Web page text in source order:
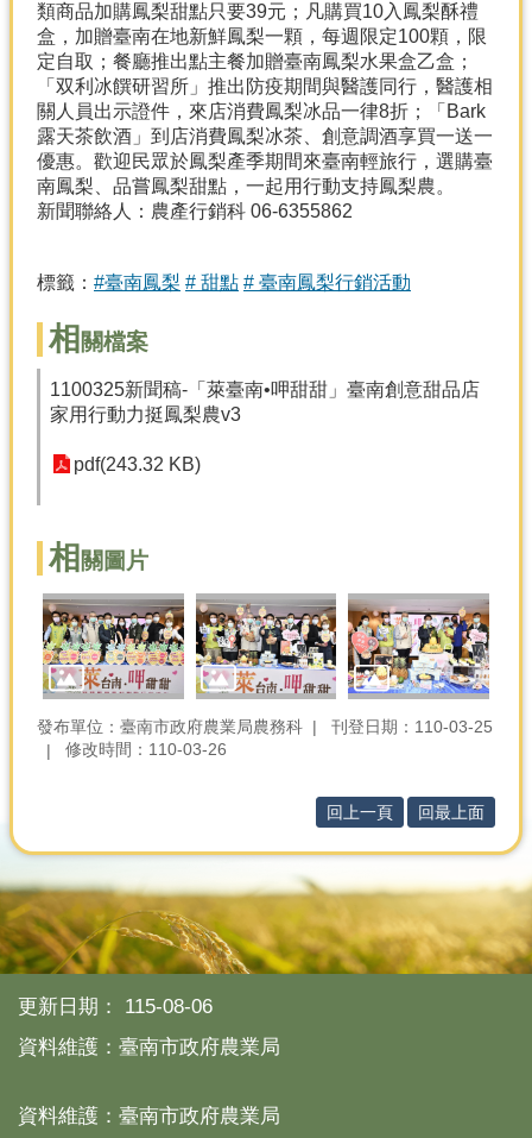
站
導
覽
類
檢
頁
府
導
類商品加購鳳梨甜點只要39元；凡購買10入鳳梨酥禮
盒，加贈臺南在地新鮮鳳梨一顆，每週限定100顆，限
定自取；餐廳推出點主餐加贈臺南鳳梨水果盒乙盒；
「双利冰饌研習所」推出防疫期間與醫護同行，醫護相
關人員出示證件，來店消費鳳梨冰品一律8折；「Bark
露天茶飲酒」到店消費鳳梨冰茶、創意調酒享買一送一
優惠。歡迎民眾於鳳梨產季期間來臺南輕旅行，選購臺
南鳳梨、品嘗鳳梨甜點，一起用行動支持鳳梨農。
新聞聯絡人：農產行銷科 06-6355862
標籤： #臺南鳳梨 # 甜點 # 臺南鳳梨行銷活動
相 關檔案
1100325新聞稿-「萊臺南•呷甜甜」臺南創意甜品店
家用行動力挺鳳梨農v3
pdf(243.32 KB)
相 關圖片
發布單位：臺南市政府農業局農務科
刊登日期：110-03-25
修改時間：110-03-26
回上一頁 回最上面
更新日期：
115-08-06
資料維護：臺南市政府農業局
資料維護：臺南市政府農業局